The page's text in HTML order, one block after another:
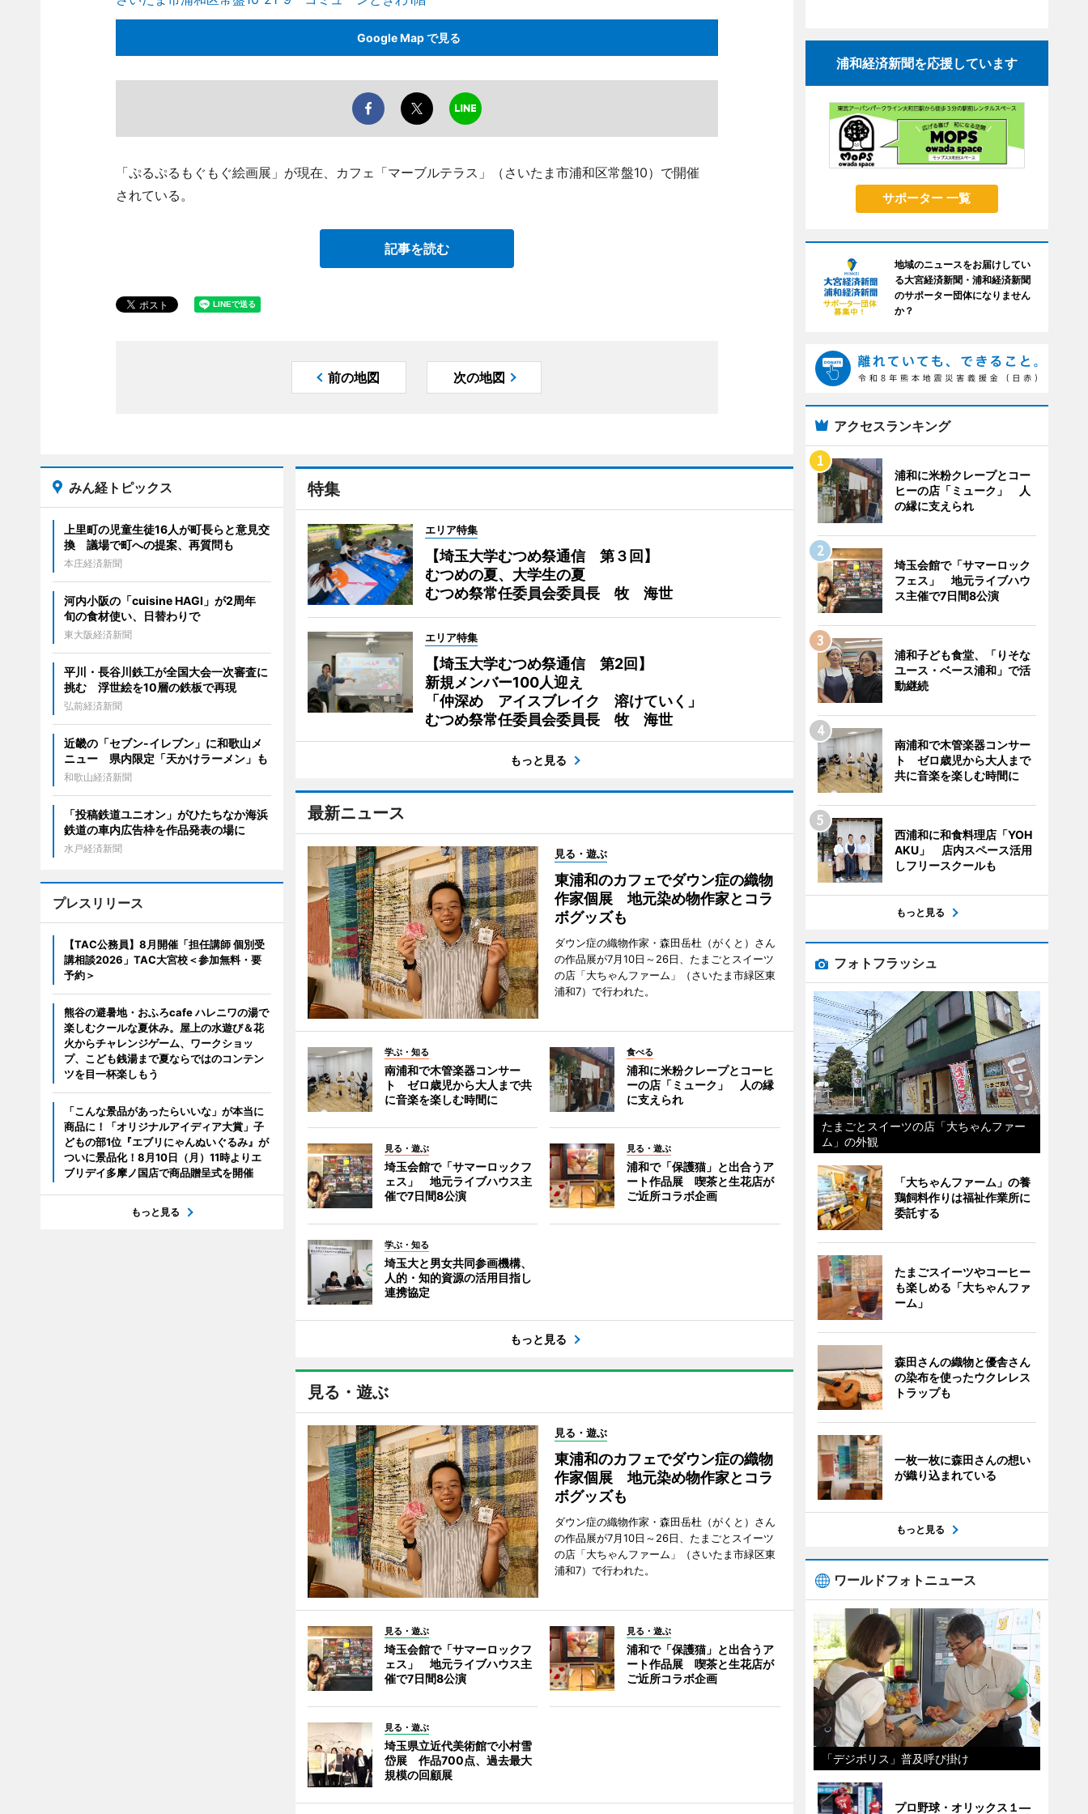
Google Map で見る
「ぷるぷるもぐもぐ絵画展」が現在、カフェ「マーブルテラス」（さいたま市浦和区常盤10）で開催
されている。
記事を読む
前の地図 次の地図
特集
エリア特集
【埼玉大学むつめ祭通信 第３回】
むつめの夏、大学生の夏
むつめ祭常任委員会委員長 牧 海世
エリア特集
【埼玉大学むつめ祭通信 第2回】
新規メンバー100人迎え
「仲深め アイスブレイク 溶けていく」
むつめ祭常任委員会委員長 牧 海世
もっと見る
最新ニュース
見る・遊ぶ
東浦和のカフェでダウン症の織物
作家個展 地元染め物作家とコラ
ボグッズも
ダウン症の織物作家・森田岳杜（がくと）さん
の作品展が7月10日～26日、たまごとスイーツ
の店「大ちゃんファーム」（さいたま市緑区東
浦和7）で行われた。
学ぶ・知る
南浦和で木管楽器コンサー
ト ゼロ歳児から大人まで共
に音楽を楽しむ時間に
食べる
浦和に米粉クレープとコーヒ
ーの店「ミューク」 人の縁
に支えられ
見る・遊ぶ
埼玉会館で「サマーロックフ
ェス」 地元ライブハウス主
催で7日間8公演
見る・遊ぶ
浦和で「保護猫」と出合うア
ート作品展 喫茶と生花店が
ご近所コラボ企画
学ぶ・知る
埼玉大と男女共同参画機構、
人的・知的資源の活用目指し
連携協定
もっと見る
見る・遊ぶ
見る・遊ぶ
東浦和のカフェでダウン症の織物
作家個展 地元染め物作家とコラ
ボグッズも
ダウン症の織物作家・森田岳杜（がくと）さん
の作品展が7月10日～26日、たまごとスイーツ
の店「大ちゃんファーム」（さいたま市緑区東
浦和7）で行われた。
見る・遊ぶ
埼玉会館で「サマーロックフ
ェス」 地元ライブハウス主
催で7日間8公演
見る・遊ぶ
浦和で「保護猫」と出合うア
ート作品展 喫茶と生花店が
ご近所コラボ企画
見る・遊ぶ
埼玉県立近代美術館で小村雪
岱展 作品700点、過去最大
規模の回顧展
みん経トピックス
上里町の児童生徒16人が町長らと意見交
換 議場で町への提案、再質問も
本庄経済新聞
河内小阪の「cuisine HAGI」が2周年
旬の食材使い、日替わりで
東大阪経済新聞
平川・長谷川鉄工が全国大会一次審査に
挑む 浮世絵を10層の鉄板で再現
弘前経済新聞
近畿の「セブン-イレブン」に和歌山メ
ニュー 県内限定「天かけラーメン」も
和歌山経済新聞
「投稿鉄道ユニオン」がひたちなか海浜
鉄道の車内広告枠を作品発表の場に
水戸経済新聞
プレスリリース
【TAC公務員】8月開催「担任講師 個別受
講相談2026」TAC大宮校＜参加無料・要
予約＞
熊谷の避暑地・おふろcafe ハレニワの湯で
楽しむクールな夏休み。屋上の水遊び＆花
火からチャレンジゲーム、ワークショッ
プ、こども銭湯まで夏ならではのコンテン
ツを目一杯楽しもう
「こんな景品があったらいいな」が本当に
商品に！「オリジナルアイディア大賞」子
どもの部1位『エブリにゃんぬいぐるみ』が
ついに景品化！8月10日（月）11時よりエ
ブリデイ多摩ノ国店で商品贈呈式を開催
もっと見る
浦和経済新聞を応援しています
サポーター 一覧
地域のニュースをお届けしてい
る大宮経済新聞・浦和経済新聞
のサポーター団体になりません
か？
アクセスランキング
浦和に米粉クレープとコー
ヒーの店「ミューク」 人
の縁に支えられ
埼玉会館で「サマーロック
フェス」 地元ライブハウ
ス主催で7日間8公演
浦和子ども食堂、「りそな
ユース・ベース浦和」で活
動継続
南浦和で木管楽器コンサー
ト ゼロ歳児から大人まで
共に音楽を楽しむ時間に
西浦和に和食料理店「YOH
AKU」 店内スペース活用
しフリースクールも
もっと見る
フォトフラッシュ
たまごとスイーツの店「大ちゃんファー
ム」の外観
「大ちゃんファーム」の養
鶏飼料作りは福祉作業所に
委託する
たまごスイーツやコーヒー
も楽しめる「大ちゃんファ
ーム」
森田さんの織物と優舎さん
の染布を使ったウクレレス
トラップも
一枚一枚に森田さんの想い
が織り込まれている
もっと見る
ワールドフォトニュース
「デジポリス」普及呼び掛け
プロ野球・オリックス１―